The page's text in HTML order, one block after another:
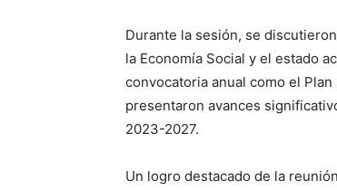
Durante la sesión, se
la Economía Social y el estado
convocatoria anual como el
presentaron avances
2023-2027.
Un logro destacado de la